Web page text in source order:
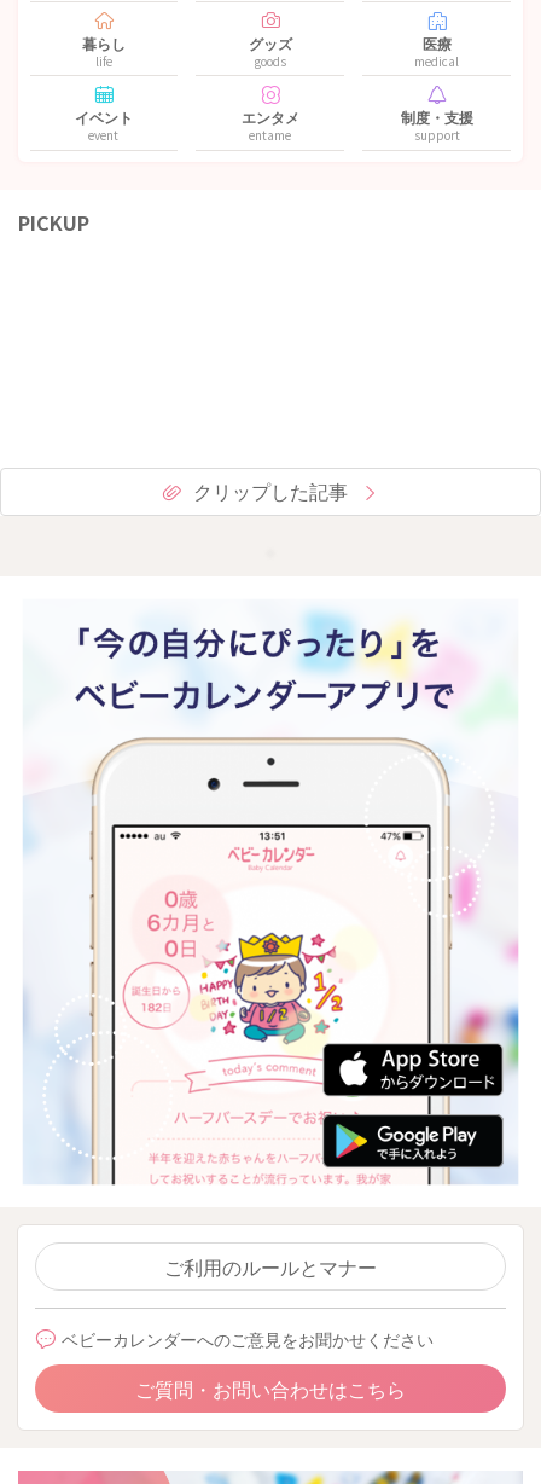
暮らし
life
グッズ
goods
医療
medical
イベント
event
エンタメ
entame
制度・支援
support
PICKUP
クリップした記事
ご利用のルールとマナー
ベビーカレンダーへのご意見をお聞かせください
ご質問・お問い合わせはこちら